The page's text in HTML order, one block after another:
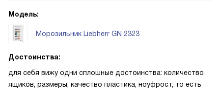
Модель:
Морозильник Liebherr GN 2323
Достоинства:
для себя вижу одни сплошные достоинства: количество
ящиков, размеры, качество пластика, ноуфрост, то есть